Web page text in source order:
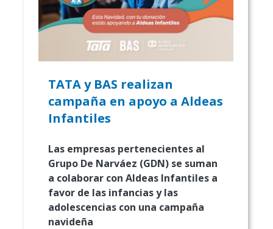
TATA y BAS realizan
campaña en apoyo a Aldeas
Infantiles
Las empresas pertenecientes al
Grupo De Narváez (GDN) se suman
a colaborar con Aldeas Infantiles a
favor de las infancias y las
adolescencias con una campaña
navideña